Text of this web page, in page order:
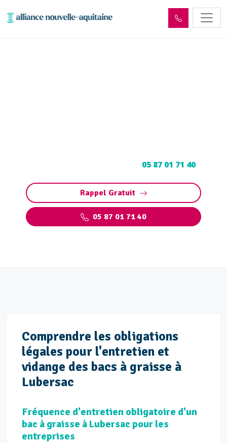
05 87 01 71 40
Rappel Gratuit
05 87 01 71 40
Comprendre les obligations
légales pour l'entretien et
vidange des bacs à graisse à
Lubersac
Fréquence d'entretien obligatoire d'un
bac à graisse à Lubersac pour les
entreprises